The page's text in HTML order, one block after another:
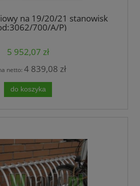
na 19/20/21 stanowisk
700/A/P)
5 952,07 zł
netto: 4 839,08 zł
do koszyka